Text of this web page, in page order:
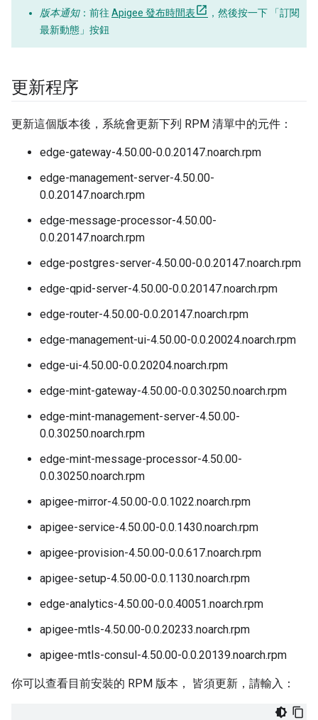
版本通知：前往 Apigee 發布時間表
，然後按一下 「訂閱
最新動態」 按鈕
更新程序
更新這個版本後，系統會更新下列 RPM 清單中的元件：
edge-gateway-4.50.00-0.0.20147.noarch.rpm
edge-management-server-4.50.00-
0.0.20147.noarch.rpm
edge-message-processor-4.50.00-
0.0.20147.noarch.rpm
edge-postgres-server-4.50.00-0.0.20147.noarch.rpm
edge-qpid-server-4.50.00-0.0.20147.noarch.rpm
edge-router-4.50.00-0.0.20147.noarch.rpm
edge-management-ui-4.50.00-0.0.20024.noarch.rpm
edge-ui-4.50.00-0.0.20204.noarch.rpm
edge-mint-gateway-4.50.00-0.0.30250.noarch.rpm
edge-mint-management-server-4.50.00-
0.0.30250.noarch.rpm
edge-mint-message-processor-4.50.00-
0.0.30250.noarch.rpm
apigee-mirror-4.50.00-0.0.1022.noarch.rpm
apigee-service-4.50.00-0.0.1430.noarch.rpm
apigee-provision-4.50.00-0.0.617.noarch.rpm
apigee-setup-4.50.00-0.0.1130.noarch.rpm
edge-analytics-4.50.00-0.0.40051.noarch.rpm
apigee-mtls-4.50.00-0.0.20233.noarch.rpm
apigee-mtls-consul-4.50.00-0.0.20139.noarch.rpm
你可以查看目前安裝的 RPM 版本， 皆須更新，請輸入：